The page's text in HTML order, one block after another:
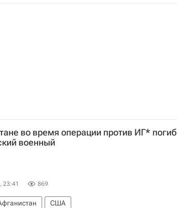
Шитов Скотт Синклер
во время операции против ИГ* погиб
военный
23:41 869
США